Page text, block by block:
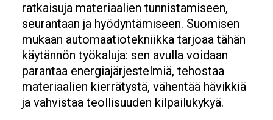
ratkaisuja materiaalien tunnistamiseen,
seurantaan ja hyödyntämiseen. Suomisen
mukaan automaatiotekniikka tarjoaa tähän
käytännön työkaluja: sen avulla voidaan
parantaa energiajärjestelmiä, tehostaa
materiaalien kierrätystä, vähentää hävikkiä
ja vahvistaa teollisuuden kilpailukykyä.